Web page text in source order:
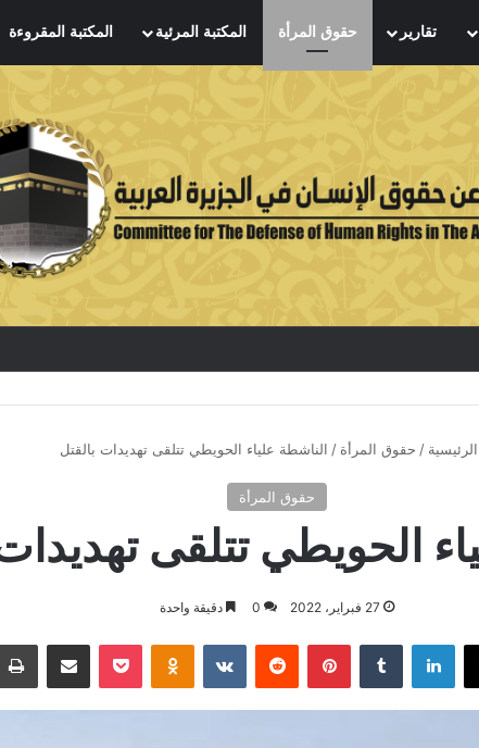
تقارير حقوق المرأة المكتبة المرئية المكتبة المقروءة
الرئيسية / حقوق المرأة / الناشطة علياء الحويطي تتلقى تهديدات بالقتل
حقوق المرأة
الحويطي تتلقى
27 فبراير، 2022 0 دقيقة واحدة
X لينكدإن بينتيريست Odnoklassniki
بوكيت مشاركة عبر البريد